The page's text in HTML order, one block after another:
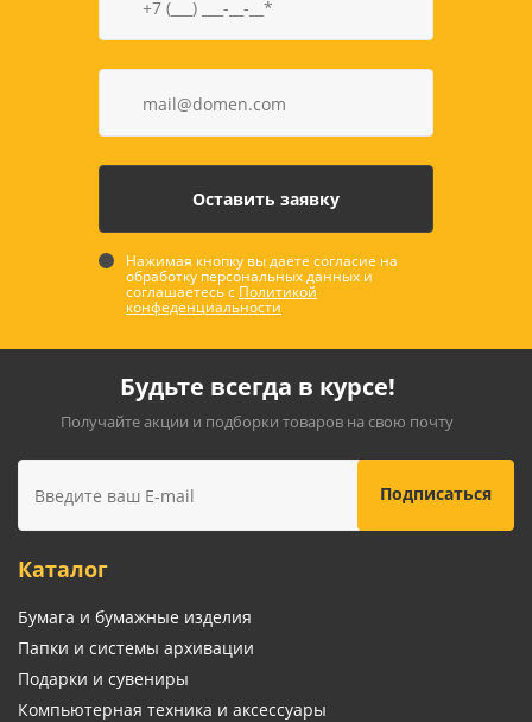
Нажимая кнопку вы даете согласие на
обработку персональных данных и
соглашаетесь с Политикой
конфеденциальности
Будьте всегда в курсе!
Получайте акции и подборки товаров на свою почту
Каталог
Бумага и бумажные изделия
Папки и системы архивации
Подарки и сувениры
Компьютерная техника и аксессуары